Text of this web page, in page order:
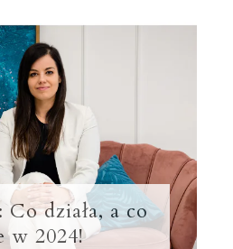
działa, a co
w 2024!